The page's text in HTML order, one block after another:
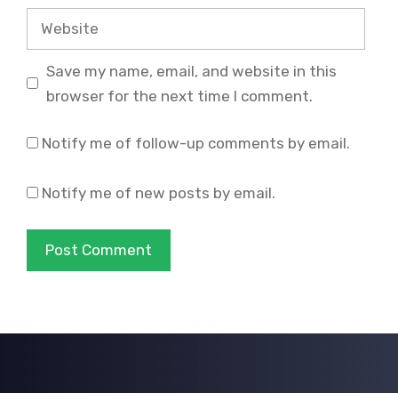
Website
Save my name, email, and website in this
browser for the next time I comment.
Notify me of follow-up comments by email.
Notify me of new posts by email.